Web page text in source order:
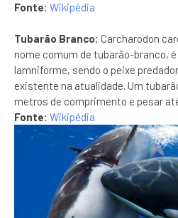
Fonte: Wikipédia
Tubarão Branco: Carcharodon
nome comum de tubarão-branco,
lamniforme, sendo o peixe
existente na atualidade. Um
metros de comprimento e pesar
Fonte: Wikipédia